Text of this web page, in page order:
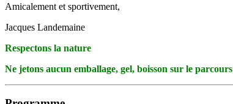
Amicalement et sportivement,
Jacques Landemaine
Respectons la nature
Ne jetons aucun emballage, gel, boisson sur le parcours